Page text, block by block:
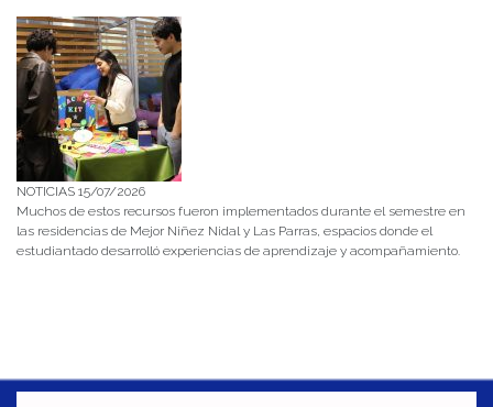
NOTICIAS 15/07/2026
Muchos de estos recursos fueron implementados durante el semestre en
las residencias de Mejor Niñez Nidal y Las Parras, espacios donde el
estudiantado desarrolló experiencias de aprendizaje y acompañamiento.